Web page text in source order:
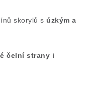
skorylů s úzkým a
čelní strany i